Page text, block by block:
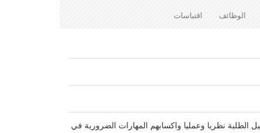
الوظائف اقتباسات
الطلبة نظريا وعمليا واكسابهم المهارات الضرورية في